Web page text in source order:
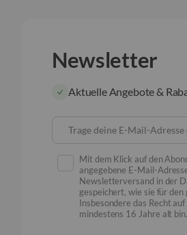
Newsletter
Aktuelle Angebote &
Trage deine E-Mail-Adresse
Mit dem Klick auf den
angegebene E-Mail-
Newsletterversand in der
gespeichert, wie sie für
Insbesondere das Recht
mindestens 16 Jahre alt